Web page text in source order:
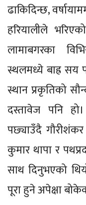
ढाकिदिन्छ,
हरियालीले
लामाबगरका
स्थलमध्ये बाह्र सय
स्थान प्रकृतिको
दस्तावेज पनि
पछ्याउँदै
कुमार थापा र
साथ दिनुभएको
पूरा हुने अपेक्षा